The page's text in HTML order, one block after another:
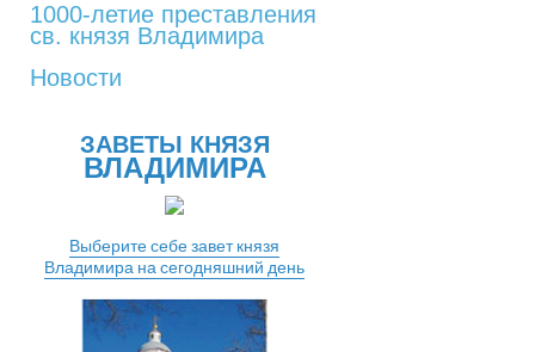
1000-летие преставления
св. князя Владимира
Новости
ЗАВЕТЫ КНЯЗЯ
ВЛАДИМИРА
Выберите себе завет князя
Владимира на сегодняшний день